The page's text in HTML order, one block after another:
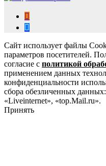
Сайт использует файлы
параметров посетителей.
согласие с политикой
применением данных
конфиденциальности
сбора обезличенных
«Liveinternet», «top.Mail.ru».
Принять